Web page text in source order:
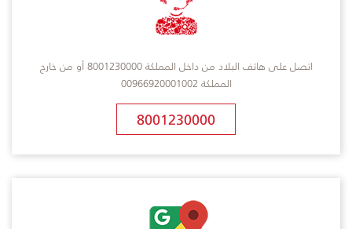
اتصل على هاتف البلاد من داخل المملكة 8001230000 أو من خارج
المملكة 00966920001002
8001230000